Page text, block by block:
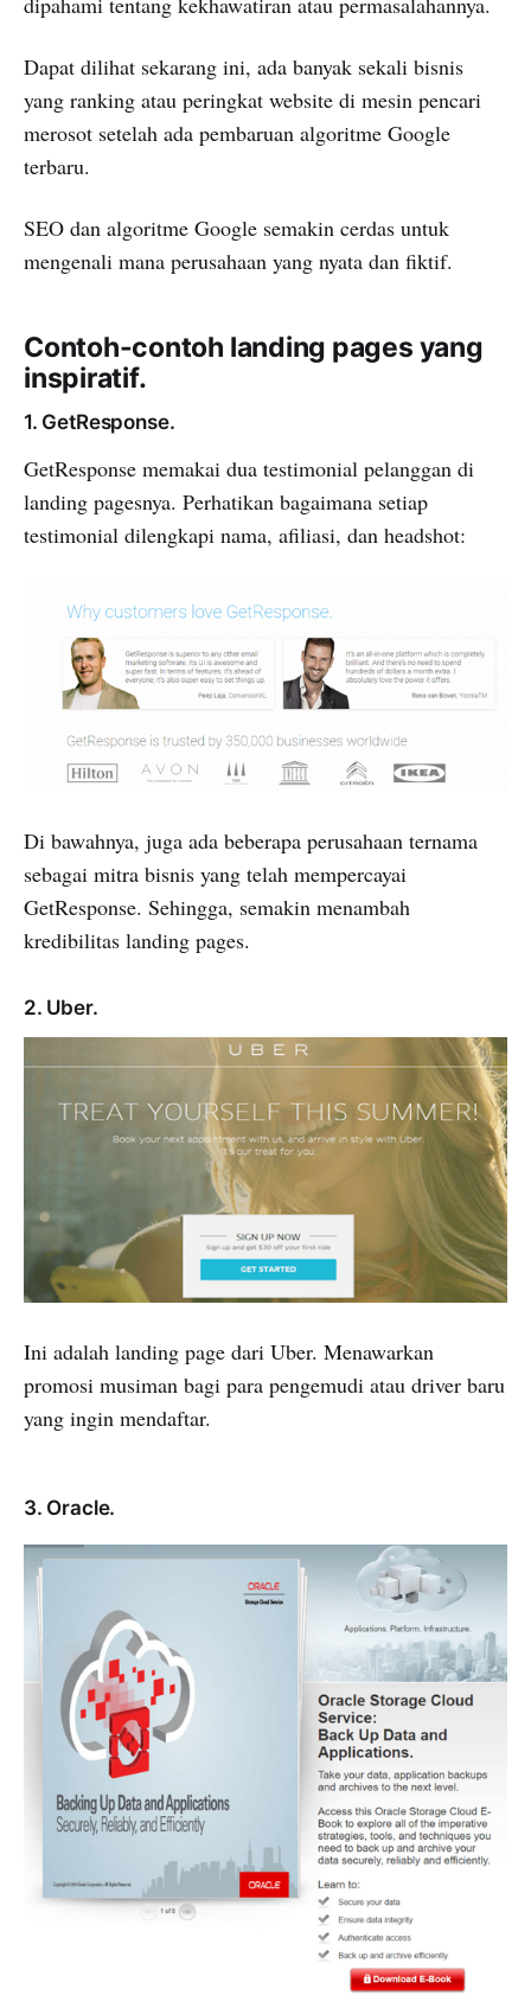
Dapat dilihat sekarang ini, ada banyak sekali bisnis
yang ranking atau peringkat website di mesin pencari
merosot setelah ada pembaruan algoritme Google
terbaru.
SEO dan algoritme Google semakin cerdas untuk
mengenali mana perusahaan yang nyata dan fiktif.
Contoh-contoh landing pages yang
inspiratif.
1. GetResponse.
GetResponse memakai dua testimonial pelanggan di
landing pagesnya. Perhatikan bagaimana setiap
testimonial dilengkapi nama, afiliasi, dan headshot:
Di bawahnya, juga ada beberapa perusahaan ternama
sebagai mitra bisnis yang telah mempercayai
GetResponse. Sehingga, semakin menambah
kredibilitas landing pages.
2. Uber.
Ini adalah landing page dari Uber. Menawarkan
promosi musiman bagi para pengemudi atau driver baru
yang ingin mendaftar.
3. Oracle.